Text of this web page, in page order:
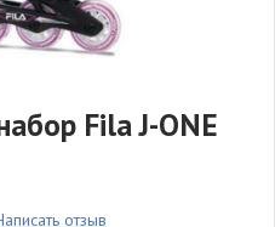
Fila J-ONE
отзыв